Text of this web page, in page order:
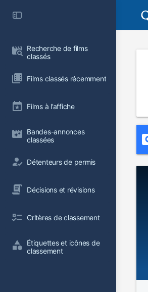
Recherche de films
classés
Films classés récemment
Films à l’affiche
Bandes-annonces
classées
Détenteurs de permis
Décisions et révisions
Critères de classement
Étiquettes et icônes de
classement